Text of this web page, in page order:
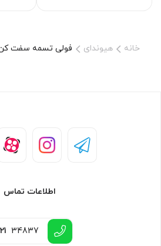
خانه هیوندای فولی تسمه سفت کن
اطلاعات تماس
34837